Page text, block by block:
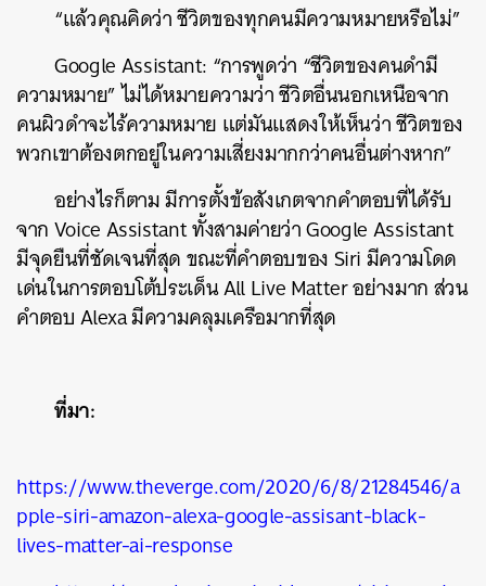
“แล้วคุณคิดว่า ชีวิตของทุกคนมีความหมายหรือไม่”
Google Assistant: “การพูดว่า “ชีวิตของคนดำมี
ความหมาย” ไม่ได้หมายความว่า ชีวิตอื่นนอกเหนือจาก
คนผิวดำจะไร้ความหมาย แต่มันแสดงให้เห็นว่า ชีวิตของ
พวกเขาต้องตกอยู่ในความเสี่ยงมากกว่าคนอื่นต่างหาก”
อย่างไรก็ตาม มีการตั้งข้อสังเกตจากคำตอบที่ได้รับ
จาก Voice Assistant ทั้งสามค่ายว่า Google Assistant
มีจุดยืนที่ชัดเจนที่สุด ขณะที่คำตอบของ Siri มีความโดด
เด่นในการตอบโต้ประเด็น All Live Matter อย่างมาก ส่วน
คำตอบ Alexa มีความคลุมเครือมากที่สุด
ที่มา:
https://www.theverge.com/2020/6/8/21284546/a
pple-siri-amazon-alexa-google-assisant-black-
lives-matter-ai-response
ค้นหา
SHARE TWEET LINE EMAIL